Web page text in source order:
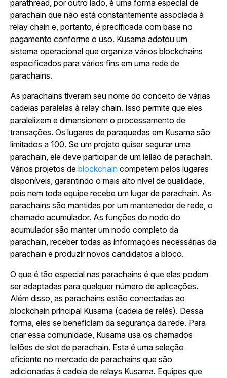
parathread, por outro lado, é uma forma especial de
parachain que não está constantemente associada à
relay chain e, portanto, é precificada com base no
pagamento conforme o uso. Kusama adotou um
sistema operacional que organiza vários blockchains
especificados para vários fins em uma rede de
parachains.
As parachains tiveram seu nome do conceito de várias
cadeias paralelas à relay chain. Isso permite que eles
paralelizem e dimensionem o processamento de
transações. Os lugares de paraquedas em Kusama são
limitados a 100. Se um projeto quiser segurar uma
parachain, ele deve participar de um leilão de parachain.
Vários projetos de blockchain competem pelos lugares
disponíveis, garantindo o mais alto nível de qualidade,
pois nem toda equipe recebe um lugar de parachain. As
parachains são mantidas por um mantenedor de rede, o
chamado acumulador. As funções do nodo do
acumulador são manter um nodo completo da
parachain, receber todas as informações necessárias da
parachain e produzir novos candidatos a bloco.
O que é tão especial nas parachains é que elas podem
ser adaptadas para qualquer número de aplicações.
Além disso, as parachains estão conectadas ao
blockchain principal Kusama (cadeia de relés). Dessa
forma, eles se beneficiam da segurança da rede. Para
criar essa comunidade, Kusama usa os chamados
leilões de slot de parachain. Esta é uma seleção
eficiente no mercado de parachains que são
adicionadas à cadeia de relays Kusama. Equipes que